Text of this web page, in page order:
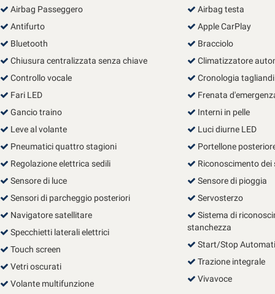
Airbag Passeggero
Antifurto
Bluetooth
Chiusura centralizzata senza chiave
Controllo vocale
Fari LED
Gancio traino
Leve al volante
Pneumatici quattro stagioni
Regolazione elettrica sedili
Sensore di luce
Sensori di parcheggio posteriori
Navigatore satellitare
Specchietti laterali elettrici
Touch screen
Vetri oscurati
Volante multifunzione
Airbag testa
Apple CarPlay
Bracciolo
Climatizzatore
Cronologia tagliandi
Frenata
Interni in pelle
Luci diurne LED
Portellone
Riconoscimento
Sensore di pioggia
Servosterzo
Sistema di
stanchezza
Start/Stop
Trazione integrale
Vivavoce
questi
strumenti
tracciamento
si
rimanda
cookie
policy.
rivedere
e
modificare
le
tue
scelte
qualsiasi
momento.